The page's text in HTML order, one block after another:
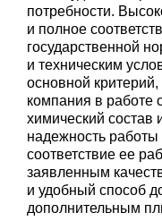
потребности.
и полное
государственной
и техническим
основной
компания в работе
химический состав
надежность работы
соответствие ее
заявленным
и удобный способ
дополнительным